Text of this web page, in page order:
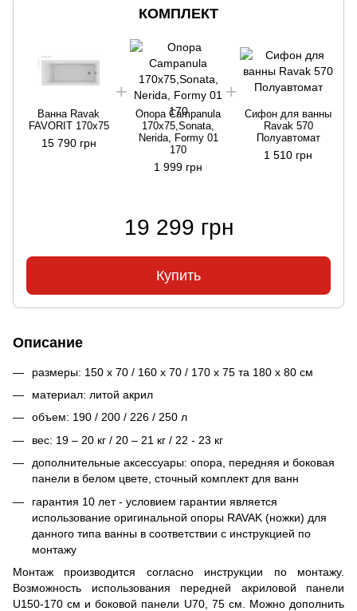
КОМПЛЕКТ
Ванна Ravak
FAVORIT 170x75
15 790 грн
Опора Campanula
170х75,Sonata,
Nerida, Formy 01
170
1 999 грн
Сифон для ванны
Ravak 570
Полуавтомат
1 510 грн
19 299 грн
Купить
Описание
размеры: 150 x 70 / 160 x 70 / 170 x 75 та 180 x 80 см
материал: литой акрил
объем: 190 / 200 / 226 / 250 л
вес: 19 – 20 кг / 20 – 21 кг / 22 - 23 кг
дополнительные аксессуары: опора, передняя и боковая
панели в белом цвете, сточный комплект для ванн
гарантия 10 лет - условием гарантии является
использование оригинальной опоры RAVAK (ножки) для
данного типа ванны в соответствии с инструкцией по
монтажу
Монтаж производится согласно инструкции по монтажу.
Возможность использования передней акриловой панели
U150-170 см и боковой панели U70, 75 см. Можно дополнить